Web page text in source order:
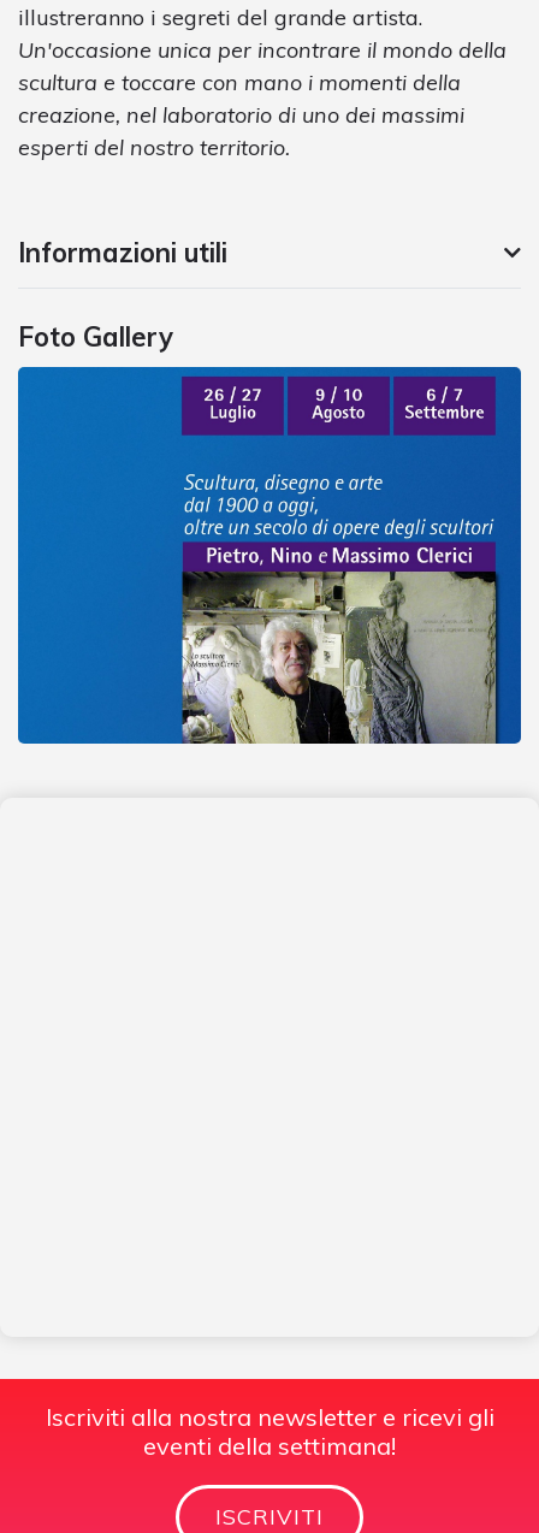
illustreranno i segreti del grande artista.
Un'occasione unica per incontrare il mondo della
scultura e toccare con mano i momenti della
creazione, nel laboratorio di uno dei massimi
esperti del nostro territorio.
Informazioni utili
Foto Gallery
Iscriviti alla nostra newsletter e ricevi gli
eventi della settimana!
ISCRIVITI